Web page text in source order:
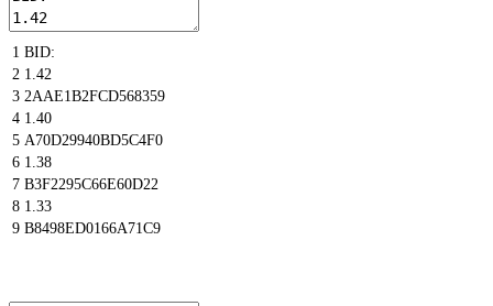
1
2
3
4
5
6
7
8
9
BID:
1.42
2AAE1B2FCD568359
1.40
A70D29940BD5C4F0
1.38
B3F2295C66E60D22
1.33
B8498ED0166A71C9